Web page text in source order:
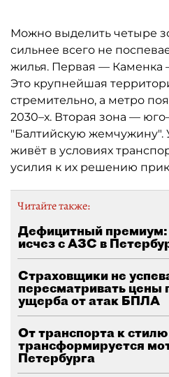
Можно выделить четыре
сильнее всего не
жилья. Первая — Каменка
Это крупнейшая
стремительно, а метро
2030–х. Вторая зона —
"Балтийскую жемчужину".
живёт в условиях
усилия к их решению
Читайте также:
Дефицитный премиум:
исчез с АЗС в
Страховщики не
пересматривать цены
ущерба от атак БПЛА
От транспорта к
трансформируется
Петербурга